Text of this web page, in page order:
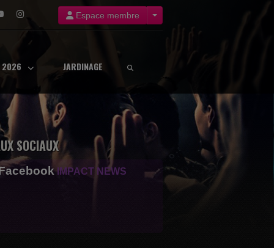
Espace membre
2026 JARDINAGE
SOCIAUX
IMPACT NEWS